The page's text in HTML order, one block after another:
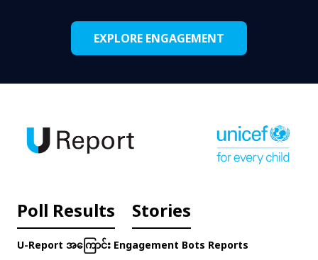
EXPLORE ENGAGEMENT
Poll Results Stories
U-Report အကြောင်း Engagement Bots Reports